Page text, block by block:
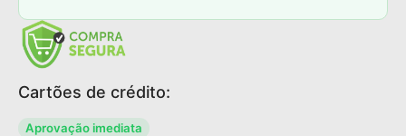
Cartões de crédito:
Aprovação imediata